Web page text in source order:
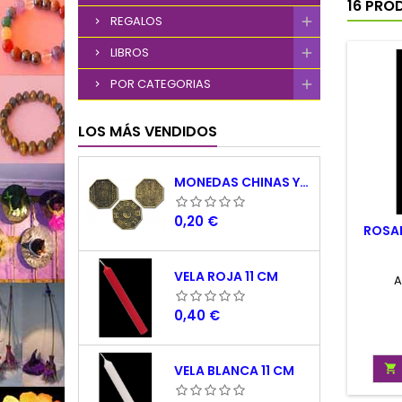
REGALOS
LIBROS
POR CATEGORIAS
LOS MÁS VENDIDOS
MONEDAS CHINAS YING YANG
Precio
0,20 €
VELA ROJA 11 CM
Precio
0,40 €
VELA BLANCA 11 CM
16
